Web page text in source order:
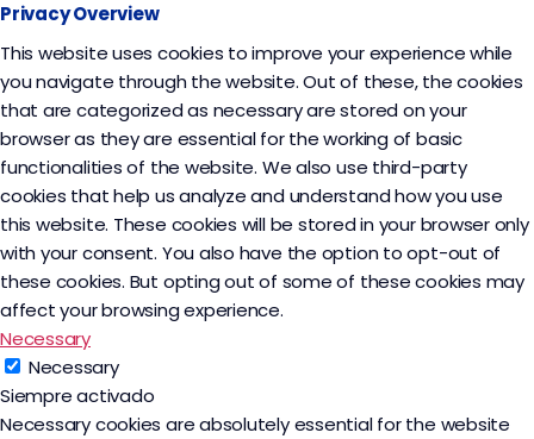
Privacy Overview
This website uses cookies to improve your experience while
you navigate through the website. Out of these, the cookies
that are categorized as necessary are stored on your
browser as they are essential for the working of basic
functionalities of the website. We also use third-party
cookies that help us analyze and understand how you use
this website. These cookies will be stored in your browser only
with your consent. You also have the option to opt-out of
these cookies. But opting out of some of these cookies may
affect your browsing experience.
Necessary
Necessary
Siempre activado
Necessary cookies are absolutely essential for the website